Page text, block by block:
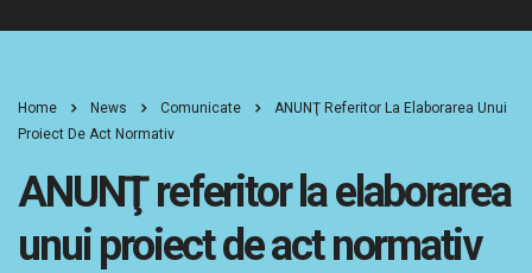
Home News Comunicate
ANUNŢ Referitor La Elaborarea Unui
Proiect De Act Normativ
ANUNŢ referitor la elaborarea
unui proiect de act normativ